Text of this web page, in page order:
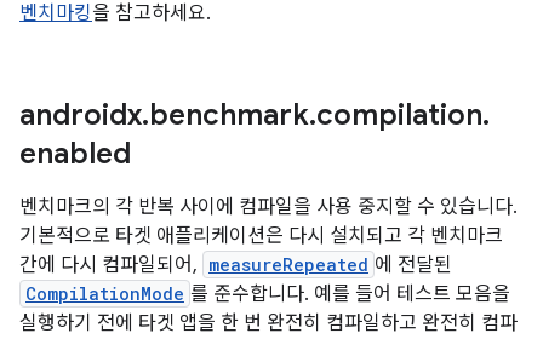
벤치마킹을 참고하세요.
androidx.benchmark.compilation.
enabled
벤치마크의 각 반복 사이에 컴파일을 사용 중지할 수 있습니다.
기본적으로 타겟 애플리케이션은 다시 설치되고 각 벤치마크
간에 다시 컴파일되어, measureRepeated 에 전달된
CompilationMode 를 준수합니다. 예를 들어 테스트 모음을
실행하기 전에 타겟 앱을 한 번 완전히 컴파일하고 완전히 컴파